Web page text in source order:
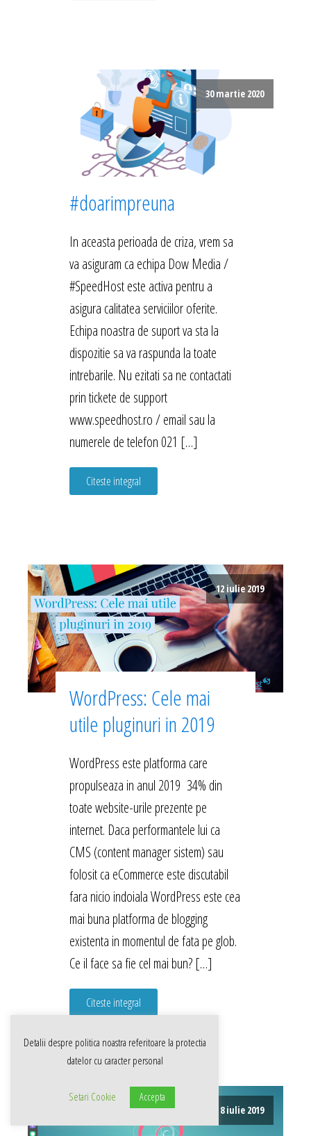
30 martie 2020
#doarimpreuna
In aceasta perioada de criza, vrem sa
va asiguram ca echipa Dow Media /
#SpeedHost este activa pentru a
asigura calitatea serviciilor oferite.
Echipa noastra de suport va sta la
dispozitie sa va raspunda la toate
intrebarile. Nu ezitati sa ne contactati
prin tickete de support
www.speedhost.ro / email sau la
numerele de telefon 021 […]
Citeste integral
12 iulie 2019
WordPress: Cele mai
utile pluginuri in 2019
WordPress este platforma care
propulseaza in anul 2019 34% din
toate website-urile prezente pe
internet. Daca performantele lui ca
CMS (content manager sistem) sau
folosit ca eCommerce este discutabil
fara nicio indoiala WordPress este cea
mai buna platforma de blogging
existenta in momentul de fata pe glob.
Ce il face sa fie cel mai bun? […]
Citeste integral
8 iulie 2019
Detalii despre politica noastra referitoare la protectia
datelor cu caracter personal
Setari Cookie Accepta